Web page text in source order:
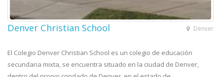
Denver
Denver Christian School
El Colegio Denver Christian School es un colegio de educación
secundaria mixta, se encuentra situado en la ciudad de Denver,